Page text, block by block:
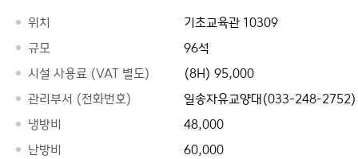
위치
기초교육관 10309
규모
96석
시설 사용료 (VAT 별도)
(8H) 95,000
관리부서 (전화번호)
일송자유교양대(033-248-2752)
냉방비
48,000
난방비
60,000